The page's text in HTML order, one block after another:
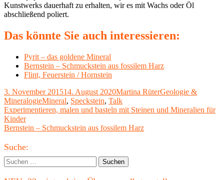
Kunstwerks dauerhaft zu erhalten, wir es mit Wachs oder Öl
abschließend poliert.
Das könnte Sie auch interessieren:
Pyrit – das goldene Mineral
Bernstein – Schmuckstein aus fossilem Harz
Flint, Feuerstein / Hornstein
Veröffentlicht
am
3. November 201514. August 2020Autor
Martina RüterKategorien
Geologie &
MineralogieSchlagwörter
Mineral, Speckstein, Talk
Beitragsnavigation
Vorheriger
Beitrag:
Experimentieren, malen und basteln mit Steinen und Mineralien für
Kinder
Nächster
Bernstein – Schmuckstein aus fossilem Harz
Haupt-
Seitenleiste
Suche:
Suchen
nach: